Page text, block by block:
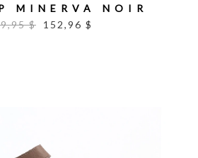
MINERVA NOIR
$
152,96 $